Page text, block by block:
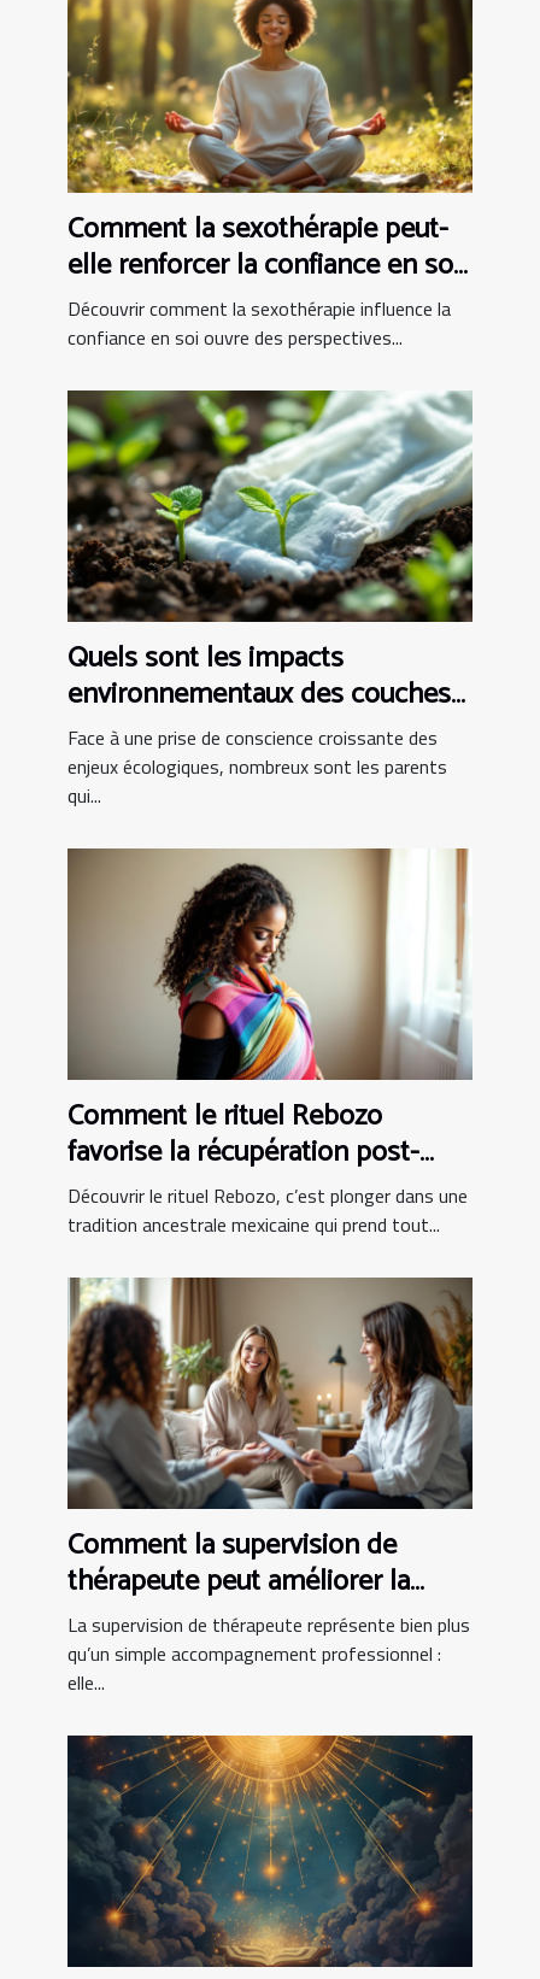
Comment la sexothérapie peut-
elle renforcer la confiance en soi
?
Découvrir comment la sexothérapie influence la
confiance en soi ouvre des perspectives...
Quels sont les impacts
environnementaux des couches
bio ?
Face à une prise de conscience croissante des
enjeux écologiques, nombreux sont les parents
qui...
Comment le rituel Rebozo
favorise la récupération post-
partum ?
Découvrir le rituel Rebozo, c’est plonger dans une
tradition ancestrale mexicaine qui prend tout...
Comment la supervision de
thérapeute peut améliorer la
pratique clinique
La supervision de thérapeute représente bien plus
qu’un simple accompagnement professionnel :
elle...